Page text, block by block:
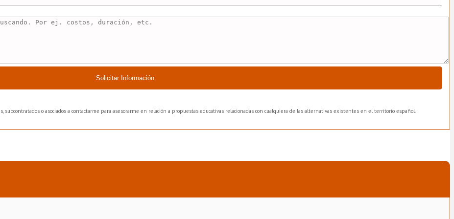
Solicitar Información
o asociados a contactarme para asesorarme en relación a propuestas educativas relacionadas con cualquiera de las alternativas existentes en el territorio español.